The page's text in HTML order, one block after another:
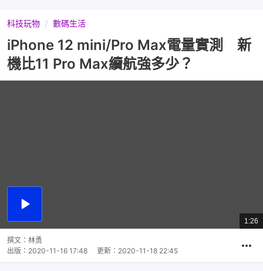
科技玩物 數碼生活
iPhone 12 mini/Pro Max電量實測 新
機比11 Pro Max續航強多少？
播
總
共
1:26
撰文： 林勇
出版： 2020-11-16 17:48 更新： 2020-11-18 22:45